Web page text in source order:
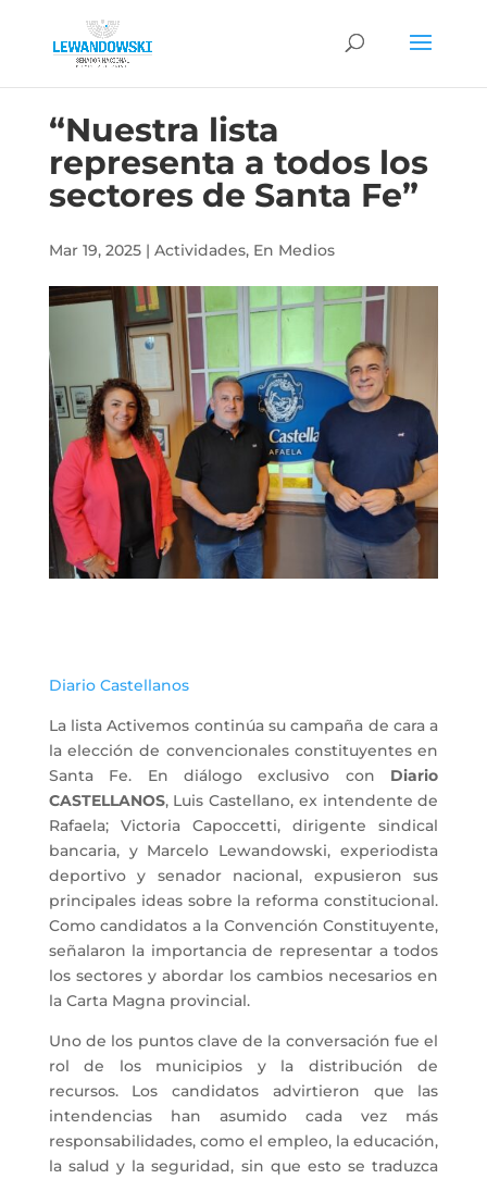
“Nuestra lista
representa a todos los
sectores de Santa Fe”
Mar 19, 2025| Actividades, En Medios
Diario Castellanos
La lista Activemos continúa su campaña de cara a
la elección de convencionales constituyentes en
Santa Fe. En diálogo exclusivo con
Diario
CASTELLANOS, Luis Castellano, ex intendente de
Rafaela; Victoria Capoccetti, dirigente sindical
bancaria, y Marcelo Lewandowski, experiodista
deportivo y senador nacional, expusieron sus
principales ideas sobre la reforma constitucional.
Como candidatos a la Convención Constituyente,
señalaron la importancia de representar a todos
los sectores y abordar los cambios necesarios en
la Carta Magna provincial.
Uno de los puntos clave de la conversación fue el
rol de los municipios y la distribución de
recursos. Los candidatos advirtieron que las
intendencias han asumido cada vez más
responsabilidades, como el empleo, la educación,
la salud y la seguridad, sin que esto se traduzca